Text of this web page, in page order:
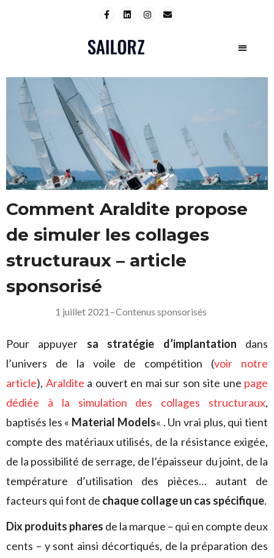
Comment Araldite propose
de simuler les collages
structuraux – article
sponsorisé
1 juillet 2021 –Contenus sponsorisés
Pour appuyer sa stratégie d’implantation dans
l’univers de la voile de compétition (voir notre
article), Araldite a ouvert en mai sur son site une page
dédiée à la simulation des collages structuraux,
baptisés les « Material Models« . Un vrai plus, qui tient
compte des matériaux utilisés, de la résistance exigée,
de la possibilité de serrage, de l’épaisseur du joint, de la
température d’utilisation des pièces… autant de
facteurs qui font de chaque collage un cas spécifique.
Dix produits phares de la marque – qui en compte deux
cents – y sont ainsi décortiqués, de la préparation des